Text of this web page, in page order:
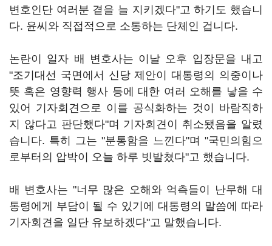
변호인단 여러분 곁을 늘 지키겠다"고 하기도 했습니
다. 윤씨와 직접적으로 소통하는 단체인 겁니다.
논란이 일자 배 변호사는 이날 오후 입장문을 내고
"조기대선 국면에서 신당 제안이 대통령의 의중이나
뜻 혹은 영향력 행사 등에 대한 여러 오해를 낳을 수
있어 기자회견으로 이를 공식화하는 것이 바람직하
지 않다고 판단했다"며 기자회견이 취소됐음을 알렸
습니다. 특히 그는 "분통함을 느낀다"며 "국민의힘으
로부터의 압박이 오늘 하루 빗발쳤다"고 했습니다.
배 변호사는 "너무 많은 오해와 억측들이 난무해 대
통령에게 부담이 될 수 있기에 대통령의 말씀에 따라
기자회견을 일단 유보하겠다"고 말했습니다.